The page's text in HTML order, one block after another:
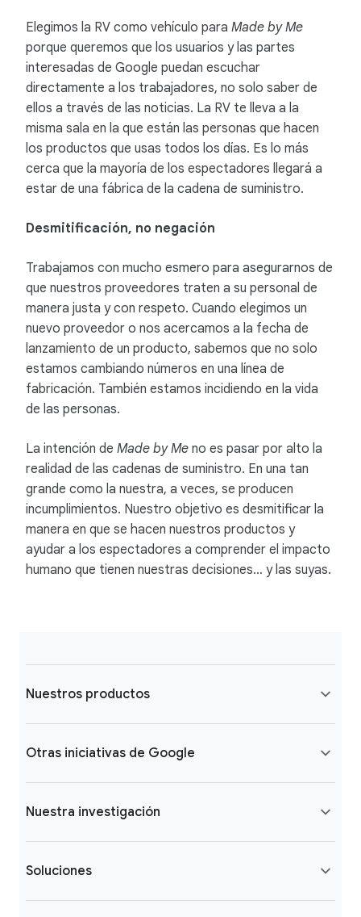
Elegimos la RV como vehículo para Made by Me
porque queremos que los usuarios y las partes
interesadas de Google puedan escuchar
directamente a los trabajadores, no solo saber de
ellos a través de las noticias. La RV te lleva a la
misma sala en la que están las personas que hacen
los productos que usas todos los días. Es lo más
cerca que la mayoría de los espectadores llegará a
estar de una fábrica de la cadena de suministro.
Desmitificación, no negación
Trabajamos con mucho esmero para asegurarnos de
que nuestros proveedores traten a su personal de
manera justa y con respeto. Cuando elegimos un
nuevo proveedor o nos acercamos a la fecha de
lanzamiento de un producto, sabemos que no solo
estamos cambiando números en una línea de
fabricación. También estamos incidiendo en la vida
de las personas.
La intención de Made by Me no es pasar por alto la
realidad de las cadenas de suministro. En una tan
grande como la nuestra, a veces, se producen
incumplimientos. Nuestro objetivo es desmitificar la
manera en que se hacen nuestros productos y
ayudar a los espectadores a comprender el impacto
humano que tienen nuestras decisiones… y las suyas.
Nuestros productos
Otras iniciativas de Google
Nuestra investigación
Soluciones